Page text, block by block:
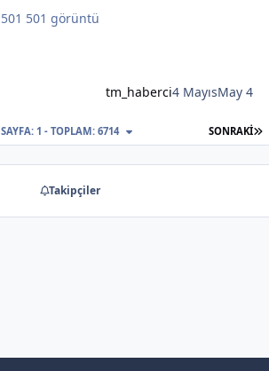
501 görüntü
tm_haberci4 MayısMay 4
SONRAKI
SAYFA: 1 - TOPLAM: 6714
Takipçiler